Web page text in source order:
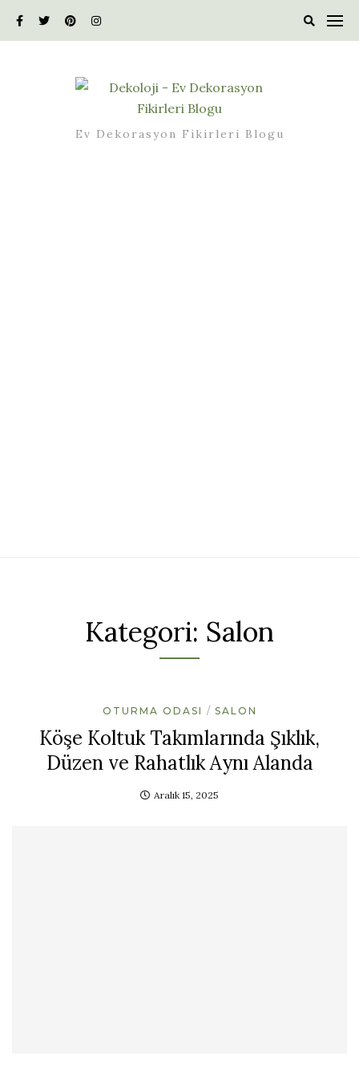
Ev Dekorasyon Fikirleri Blogu
Kategori: Salon
OTURMA ODASI SALON
Köşe Koltuk Takımlarında Şıklık,
Düzen ve Rahatlık Aynı Alanda
Aralık 15, 2025